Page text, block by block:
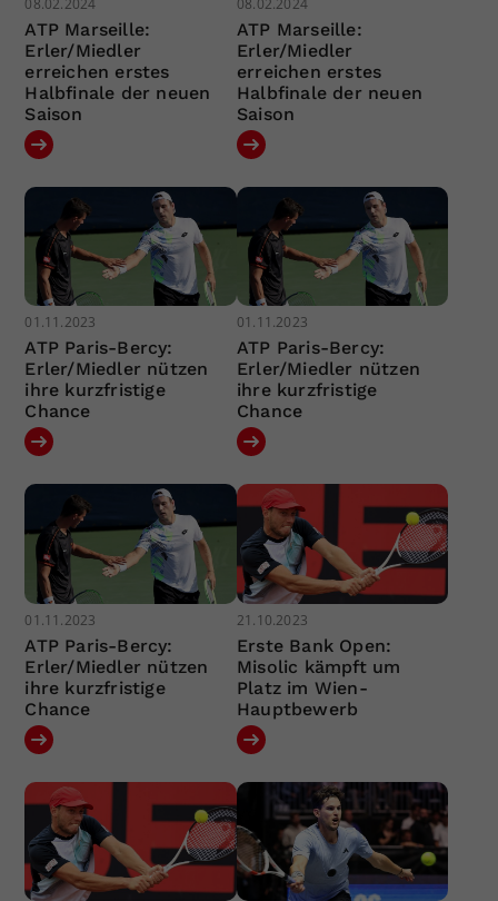
ATP Marseille:
Erler/Miedler
erreichen erstes
Halbfinale der neuen
Saison
ATP Marseille:
Erler/Miedler
erreichen erstes
Halbfinale der neuen
Saison
01.11.2023
ATP Paris-Bercy:
Erler/Miedler nützen
ihre kurzfristige
Chance
01.11.2023
ATP Paris-Bercy:
Erler/Miedler nützen
ihre kurzfristige
Chance
01.11.2023
ATP Paris-Bercy:
Erler/Miedler nützen
ihre kurzfristige
Chance
21.10.2023
Erste Bank Open:
Misolic kämpft um
Platz im Wien-
Hauptbewerb